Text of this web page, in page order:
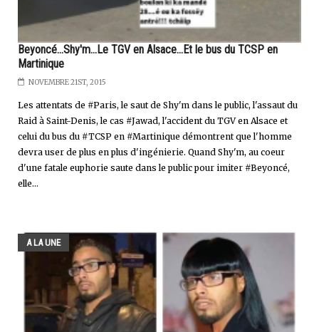
Beyoncé...Shy'm...Le TGV en Alsace...Et le bus du TCSP en
Martinique
NOVEMBRE 21ST, 2015
Les attentats de #Paris, le saut de Shy'm dans le public, l'assaut du
Raid à Saint-Denis, le cas #Jawad, l'accident du TGV en Alsace et
celui du bus du #TCSP en #Martinique démontrent que l'homme
devra user de plus en plus d'ingénierie. Quand Shy'm, au coeur
d'une fatale euphorie saute dans le public pour imiter #Beyoncé,
elle...
A LA UNE